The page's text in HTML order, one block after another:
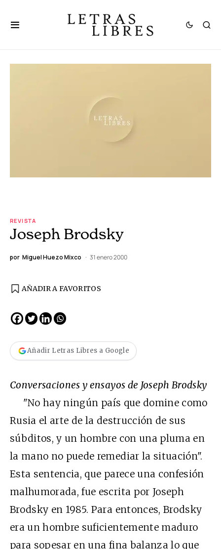
REVISTA
Joseph Brodsky
por Miguel Huezo Mixco 31 enero 2000
AÑADIR A FAVORITOS
Añadir Letras Libres a Google
Conversaciones y ensayos de Joseph Brodsky
"No hay ningún país que domine como
Rusia el arte de la destrucción de sus
súbditos, y un hombre con una pluma en
la mano no puede remediar la situación".
Esta sentencia, que parece una confesión
malhumorada, fue escrita por Joseph
Brodsky en 1985. Para entonces, Brodsky
era un hombre suficientemente maduro
para sopesar en una fina balanza lo que